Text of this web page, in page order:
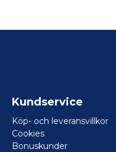
Kundservice
Köp- och leveransvillkor
Cookies
Bonuskunder